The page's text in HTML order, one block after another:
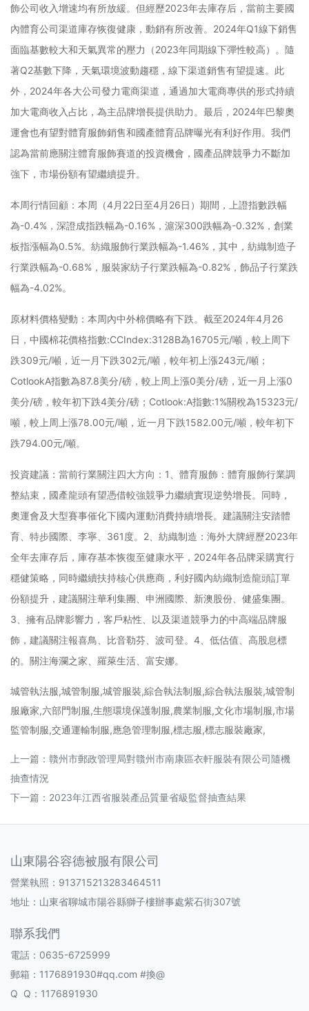
飾公司收入增速均有所放緩。但經歷2023年去庫存后，當前主要國
內體育公司渠道庫存恢復健康，動銷有所改善。2024年Q1線下銷售
面臨基數較大和天氣異常的壓力（2023年同期線下彈性較高）。隨
著Q2基數下降，天氣環境波動趨穩，線下渠道銷售有望提速。此
外，2024年各大公司發力電商渠道，通過加大電商專供的形式持續
加大電商收入占比，為主品牌增長提供助力。最后，2024年巴黎奧
運會也有望對體育服飾銷售和國產體育品牌曝光有利好作用。我們
認為當前應關注體育服飾賽道的投資機會，國產品牌競爭力不斷加
強下，市場份額有望繼續提升。
本周行情回顧：本周（4月22日至4月26日）期間，上證指數跌幅
為-0.4%，深證成指跌幅為-0.16%，滬深300跌幅為-0.32%，創業
板指漲幅為0.5%。紡織服飾行業跌幅為-1.46%，其中，紡織制造子
行業跌幅為-0.68%，服裝家紡子行業跌幅為-0.82%，飾品子行業跌
幅為-4.02%。
原材料價格變動：本周內中外棉價略有下跌。截至2024年4月26
日，中國棉花價格指數:CCIndex:3128B為16705元/噸，較上周下
跌309元/噸，近一月下跌302元/噸，較年初上漲243元/噸；
CotlookA指數為87.8美分/磅，較上周上漲0美分/磅，近一月上漲0
美分/磅，較年初下跌4美分/磅；Cotlook:A指數:1%關稅為15323元/
噸，較上周上漲78.00元/噸，近一月下跌1582.00元/噸，較年初下
跌794.00元/噸。
投資建議：當前行業關注四大方向：1、體育服飾：體育服飾行業調
整結束，國產龍頭有望憑借較強競爭力繼續實現逆勢增長。同時，
奧運會及大型賽事催化下國內運動消費持續增長。建議關注安踏體
育、特步國際、李寧、361度。2、紡織制造：海外大牌經歷2023年
全年去庫存后，庫存基本恢復至健康水平，2024年各品牌采購實行
穩健策略，同時繼續扶持核心供應商，利好國內紡織制造龍頭訂單
份額提升，建議關注華利集團、申洲國際、新澳股份、健盛集團。
3、擁有品牌影響力，客戶粘性、以及渠道競爭力的中高端品牌服
飾，建議關注報喜鳥、比音勒芬、波司登。4、低估值、高股息標
的。關注海瀾之家、羅萊生活、富安娜。
城管執法服,城管制服,城管服裝,綜合執法制服,綜合執法服裝,城管制
服廠家,六部門制服,生態環境保護制服,農業制服,文化市場制服,市場
監管制服,交通運輸制服,應急管理制服,標志服,標志服裝廠家,
上一篇： 贛州市郵政管理局對贛州市南康區衣軒服裝有限公司隨機
抽查情況
下一篇： 2023年江西省服裝產品質量省級監督抽查結果
山東陽谷容德被服有限公司
營業執照：913715213283464511
地址：山東省聊城市陽谷縣獅子樓辦事處紫石街307號
聯系我們
電話：0635-6725999
郵箱：1176891930#qq.com #換@
Q Q：1176891930